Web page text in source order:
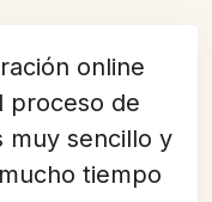
online
proceso de
muy sencillo y
tiempo